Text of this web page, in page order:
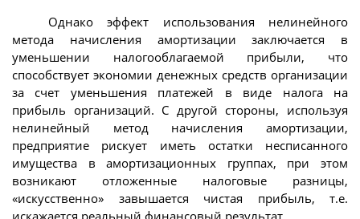
Однако эффект использования нелинейного
метода начисления амортизации заключается в
уменьшении налогооблагаемой прибыли, что
способствует экономии денежных средств организации
за счет уменьшения платежей в виде налога на
прибыль организаций. С другой стороны, используя
нелинейный метод начисления амортизации,
предприятие рискует иметь остатки несписанного
имущества в амортизационных группах, при этом
возникают отложенные налоговые разницы,
«искусственно» завышается чистая прибыль, т.е.